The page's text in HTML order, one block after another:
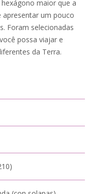
maior que a
apresentar um pouco
Foram selecionadas
possa viajar e
da Terra.